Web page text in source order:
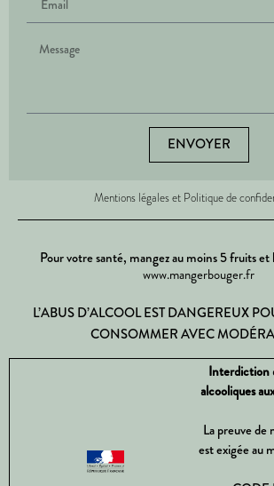
ENVOYER
Mentions légales et Politique de
Pour votre santé, mangez au moins 5 fruits et
www.mangerbouger.fr
L’ABUS D’ALCOOL EST DANGEREUX
CONSOMMER AVEC
Interdiction
alcooliques
La preuve de
est exigée au